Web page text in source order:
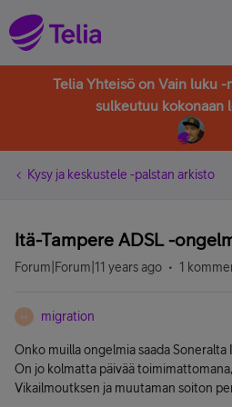
Telia Yhteisö on Vain luku -
sulkeutuu kokonaan
Kysy ja keskustele -palstan arkisto
Itä-Tampere ADSL -
Forum|Forum|11 years ago 1
M migration
Onko muilla ongelmia saada Soneralta
On jo kolmatta päivää
Vikailmoutksen ja muutaman soiton